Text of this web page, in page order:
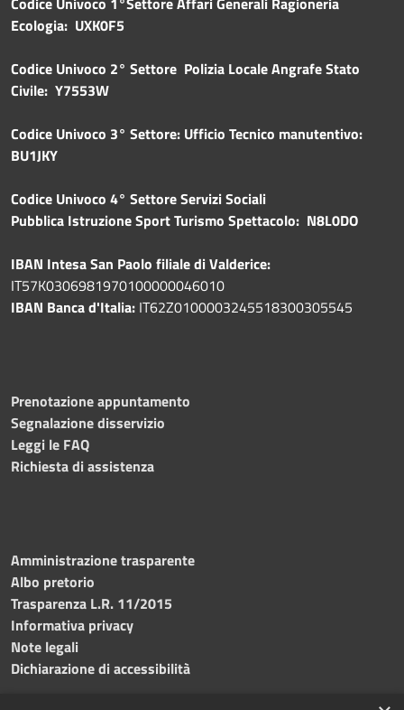
Ecologia: UXK0F5
Codice Univoco 2° Settore Polizia Locale Angrafe Stato
Civile: Y7553W
Codice Univoco 3° Settore: Ufficio Tecnico manutentivo:
BU1JKY
Codice Univoco 4° Settore Servizi Sociali
Pubblica Istruzione Sport Turismo Spettacolo: N8L0DO
IBAN Intesa San Paolo filiale di Valderice:
IT57K0306981970100000046010
IBAN Banca d'Italia: IT62Z0100003245518300305545
Prenotazione appuntamento
Segnalazione disservizio
Leggi le FAQ
Richiesta di assistenza
Amministrazione trasparente
Albo pretorio
Trasparenza L.R. 11/2015
Informativa privacy
Note legali
Dichiarazione di accessibilità